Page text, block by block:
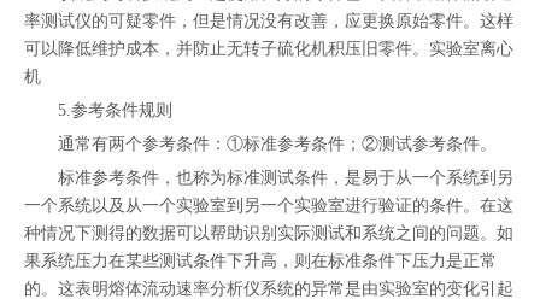
率测试仪的可疑零件，但是情况没有改善，应更换原始零件。这样
可以降低维护成本，并防止无转子硫化机积压旧零件。实验室离心
机
5.参考条件规则
通常有两个参考条件：①标准参考条件；②测试参考条件。
标准参考条件，也称为标准测试条件，是易于从一个系统到另
一个系统以及从一个实验室到另一个实验室进行验证的条件。在这
种情况下测得的数据可以帮助识别实际测试和系统之间的问题。如
果系统压力在某些测试条件下升高，则在标准条件下压力是正常
的。这表明熔体流动速率分析仪系统的异常是由实验室的变化引起